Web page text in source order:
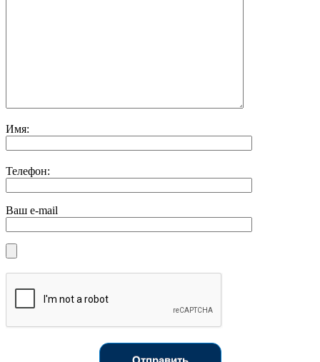
Имя:
Телефон:
Ваш e-mail